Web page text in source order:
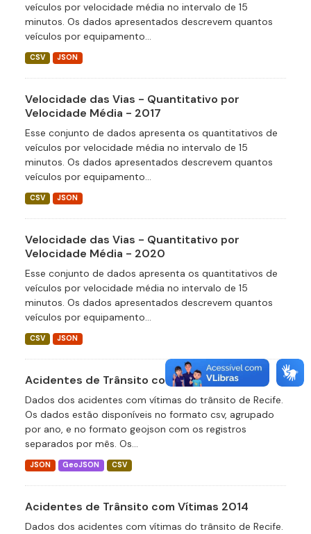
veículos por velocidade média no intervalo de 15
minutos. Os dados apresentados descrevem quantos
veículos por equipamento...
CSV JSON
Velocidade das Vias - Quantitativo por
Velocidade Média - 2017
Esse conjunto de dados apresenta os quantitativos de
veículos por velocidade média no intervalo de 15
minutos. Os dados apresentados descrevem quantos
veículos por equipamento...
CSV JSON
Velocidade das Vias - Quantitativo por
Velocidade Média - 2020
Esse conjunto de dados apresenta os quantitativos de
veículos por velocidade média no intervalo de 15
minutos. Os dados apresentados descrevem quantos
veículos por equipamento...
CSV JSON
Acidentes de Trânsito com Vítimas 2015
Dados dos acidentes com vítimas do trânsito de Recife.
Os dados estão disponíveis no formato csv, agrupado
por ano, e no formato geojson com os registros
separados por mês. Os...
JSON GeoJSON CSV
Acidentes de Trânsito com Vítimas 2014
Dados dos acidentes com vítimas do trânsito de Recife.